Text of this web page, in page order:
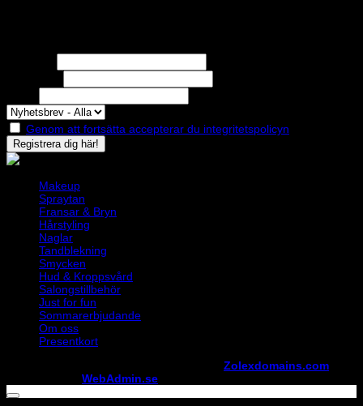
Genom att fortsätta accepterar du integritetspolicyn
Makeup
Spraytan
Fransar & Bryn
Hårstyling
Naglar
Tandblekning
Smycken
Hud & Kroppsvård
Salongstillbehör
Just for fun
Sommarerbjudande
Om oss
Presentkort
Zolexdomains.com
WebAdmin.se